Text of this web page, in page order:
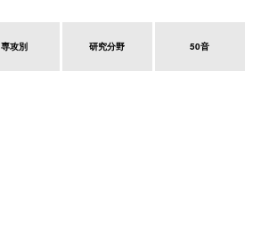
専攻別 研究分野 50音